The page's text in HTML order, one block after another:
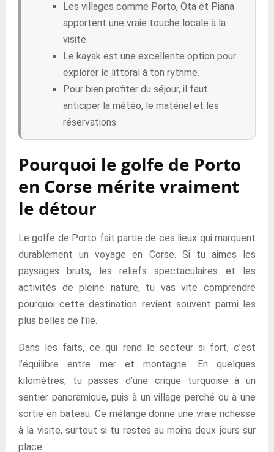
Les villages comme Porto, Ota et Piana
apportent une vraie touche locale à la
visite.
Le kayak est une excellente option pour
explorer le littoral à ton rythme.
Pour bien profiter du séjour, il faut
anticiper la météo, le matériel et les
réservations.
Pourquoi le golfe de Porto
en Corse mérite vraiment
le détour
Le golfe de Porto fait partie de ces lieux qui marquent
durablement un voyage en Corse. Si tu aimes les
paysages bruts, les reliefs spectaculaires et les
activités de pleine nature, tu vas vite comprendre
pourquoi cette destination revient souvent parmi les
plus belles de l’île.
Dans les faits, ce qui rend le secteur si fort, c’est
l’équilibre entre mer et montagne. En quelques
kilomètres, tu passes d’une crique turquoise à un
sentier panoramique, puis à un village perché ou à une
sortie en bateau. Ce mélange donne une vraie richesse
à la visite, surtout si tu restes au moins deux jours sur
place.